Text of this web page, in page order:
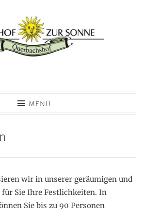
MENÜ
wir in unserer geräumigen und
für Sie Ihre Festlichkeiten. In
Sie bis zu 90 Personen